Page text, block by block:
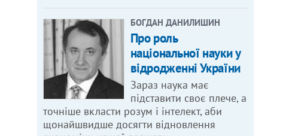
БОГДАН ДАНИЛИШИН
Про роль
національної науки у
відродженні України
Зараз наука має
підставити своє плече, а
точніше вкласти розум і інтелект, аби
щонайшвидше досягти відновлення